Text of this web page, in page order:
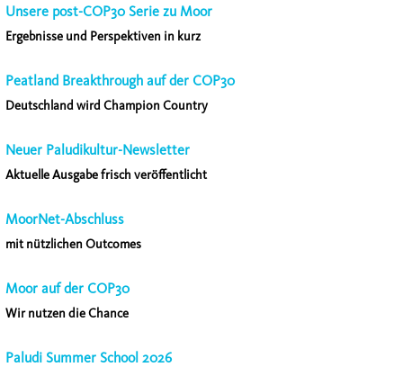
Unsere post-COP30 Serie zu Moor
Ergebnisse und Perspektiven in kurz
Peatland Breakthrough auf der COP30
Deutschland wird Champion Country
Neuer Paludikultur-Newsletter
Aktuelle Ausgabe frisch veröffentlicht
MoorNet-Abschluss
mit nützlichen Outcomes
Moor auf der COP30
Wir nutzen die Chance
Paludi Summer School 2026